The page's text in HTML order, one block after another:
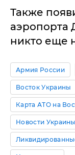
Также
аэропорта
никто еще
Армия России
Восток Украины
Карта АТО на
Новости Украины